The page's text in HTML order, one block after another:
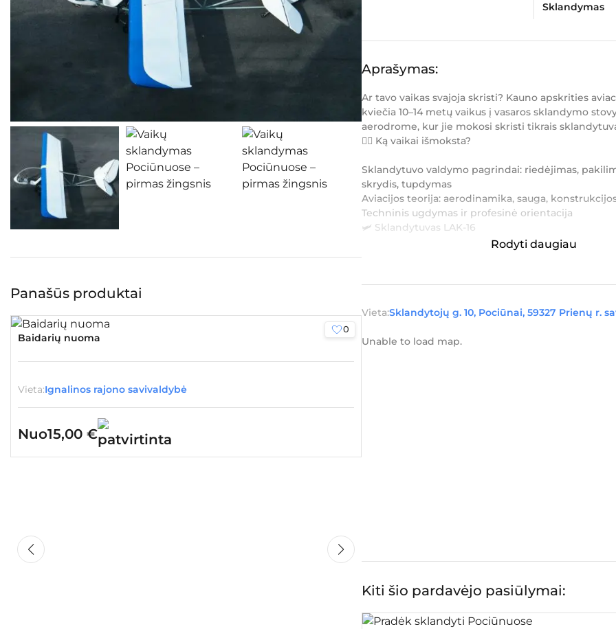
Panašūs produktai
0
Baidarių nuoma
Vieta:Ignalinos rajono savivaldybė
Nuo15,00 €
Sklandymas
Aprašymas:
Ar tavo vaikas svajoja skristi? Kauno apskrities
kviečia 10–14 metų vaikus į vasaros sklandymo
aerodrome, kur jie mokosi skristi tikrais
👨‍✈️ Ką vaikai išmoksta?
Sklandytuvo valdymo pagrindai: riedėjimas,
skrydis, tupdymas
Aviacijos teorija: aerodinamika, sauga,
Techninis ugdymas ir profesinė orientacija
🛩️ Sklandytuvas LAK-16
Vaikai skraido specialiai jiems pritaikytais lengvais
Rodyti daugiau
Vieta:Sklandytojų g. 10, Pociūnai, 59327 Prienų r.
Unable to load map.
Kiti šio pardavėjo pasiūlymai: